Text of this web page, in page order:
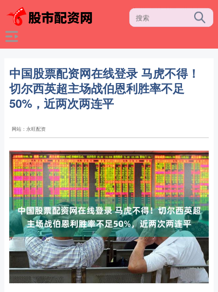
中国股票配资网在线登录 马虎不得！
切尔西英超主场战伯恩利胜率不足
50%，近两次两连平
网站：永旺配资